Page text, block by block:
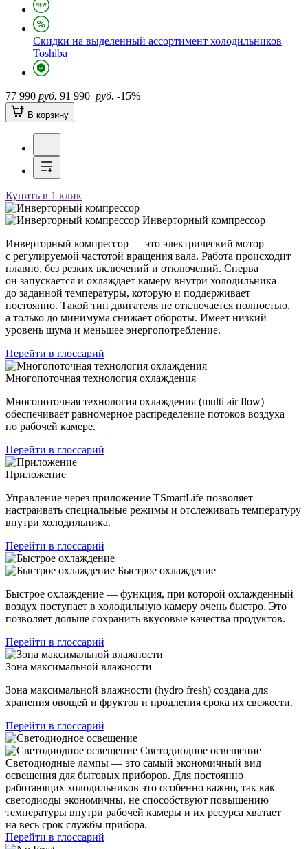
Скидки на выделенный ассортимент холодильников
Toshiba
77 990 руб. 91 990 руб. -15%
В корзину
Купить в 1 клик
Инверторный компрессор
Инверторный компрессор — это электрический мотор
с регулируемой частотой вращения вала. Работа происходит
плавно, без резких включений и отключений. Сперва
он запускается и охлаждает камеру внутри холодильника
до заданной температуры, которую и поддерживает
постоянно. Такой тип двигателя не отключается полностью,
а только до минимума снижает обороты. Имеет низкий
уровень шума и меньшее энергопотребление.
Перейти в глоссарий
Многопоточная технология охлаждения
Многопоточная технология охлаждения (multi air flow)
обеспечивает равномерное распределение потоков воздуха
по рабочей камере.
Перейти в глоссарий
Приложение
Управление через приложение TSmartLife позволяет
настраивать специальные режимы и отслеживать температуру
внутри холодильника.
Перейти в глоссарий
Быстрое охлаждение
Быстрое охлаждение — функция, при которой охлажденный
воздух поступает в холодильную камеру очень быстро. Это
позволяет дольше сохранить вкусовые качества продуктов.
Перейти в глоссарий
Зона максимальной влажности
Зона максимальной влажности (hydro fresh) создана для
хранения овощей и фруктов и продления срока их свежести.
Перейти в глоссарий
Светодиодное освещение
Светодиодные лампы — это самый экономичный вид
освещения для бытовых приборов. Для постоянно
работающих холодильников это особенно важно, так как
светодиоды экономичны, не способствуют повышению
температуры внутри рабочей камеры и их ресурса хватает
на весь срок службы прибора.
Перейти в глоссарий